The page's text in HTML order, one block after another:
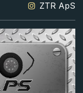
ZTR ApS